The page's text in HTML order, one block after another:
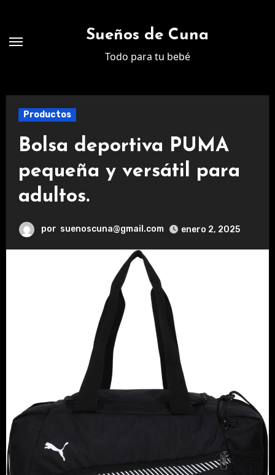
contenido
Sueños de Cuna
Todo para tu bebé
Productos
Bolsa deportiva PUMA
pequeña y versátil para
adultos.
por suenoscuna@gmail.com enero 2, 2025